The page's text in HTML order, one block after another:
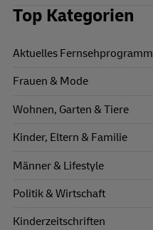
Top Kategorien
Aktuelles Fernsehprogramm
Frauen & Mode
Wohnen, Garten & Tiere
Kinder, Eltern & Familie
Männer & Lifestyle
Politik & Wirtschaft
Kinderzeitschriften